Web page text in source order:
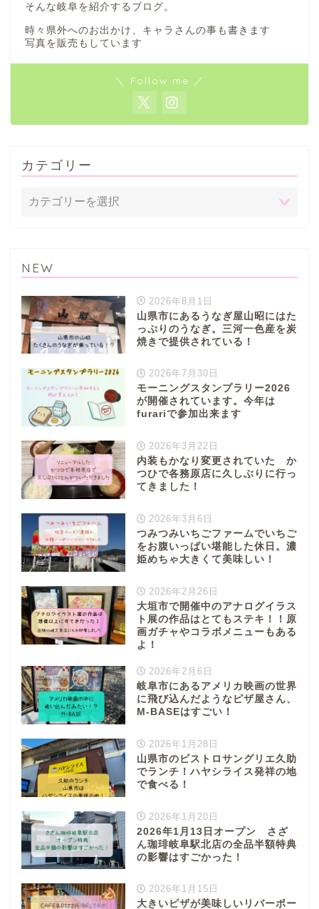
そんな岐阜を紹介するブログ。
時々県外へのお出かけ、キャラさんの事も書きます
写真を販売もしています
＼ Follow me ／
カテゴリー
NEW
2026年8月1日
山県市にあるうなぎ屋山昭にはた
っぷりのうなぎ。三河一色産を炭
焼きで提供されている！
2026年7月30日
モーニングスタンプラリー2026
が開催されています。今年は
furariで参加出来ます
2026年3月22日
内装もかなり変更されていた か
つひで各務原店に久しぶりに行っ
てきました！
2026年3月6日
つみつみいちごファームでいちご
をお腹いっぱい堪能した休日。濃
姫めちゃ大きくて美味しい！
2026年2月26日
大垣市で開催中のアナログイラス
ト展の作品はとてもステキ！！原
画ガチャやコラボメニューもある
よ！
2026年2月6日
岐阜市にあるアメリカ映画の世界
に飛び込んだようなピザ屋さん、
M-BASEはすごい！
2026年1月28日
山県市のビストロサングリエ久助
でランチ！ハヤシライス発祥の地
で食べる！
2026年1月20日
2026年1月13日オープン さざ
ん珈琲岐阜駅北店の全品半額特典
の影響はすごかった！
2026年1月15日
大きいピザが美味しいリバーポー